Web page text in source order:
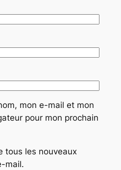
mon e-mail et mon
pour mon prochain
tous les nouveaux
mail.